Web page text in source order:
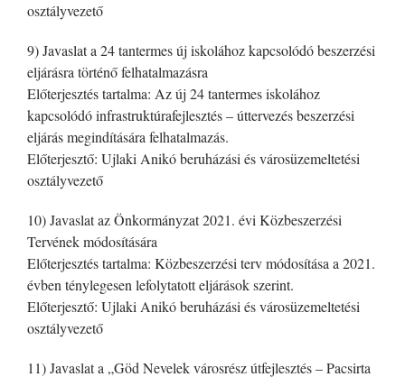
osztályvezető
9) Javaslat a 24 tantermes új iskolához kapcsolódó beszerzési
eljárásra történő felhatalmazásra
Előterjesztés tartalma: Az új 24 tantermes iskolához
kapcsolódó infrastruktúrafejlesztés – úttervezés beszerzési
eljárás megindítására felhatalmazás.
Előterjesztő: Ujlaki Anikó beruházási és városüzemeltetési
osztályvezető
10) Javaslat az Önkormányzat 2021. évi Közbeszerzési
Tervének módosítására
Előterjesztés tartalma: Közbeszerzési terv módosítása a 2021.
évben ténylegesen lefolytatott eljárások szerint.
Előterjesztő: Ujlaki Anikó beruházási és városüzemeltetési
osztályvezető
11) Javaslat a „Göd Nevelek városrész útfejlesztés – Pacsirta